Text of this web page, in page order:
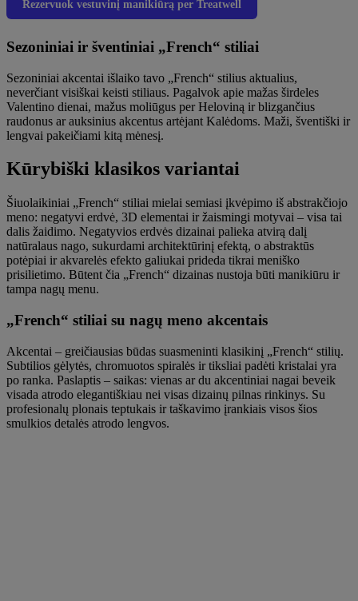
Rezervuok vestuvinį manikiūrą per Treatwell
Sezoniniai ir šventiniai „French“ stiliai
Sezoniniai akcentai išlaiko tavo „French“ stilius aktualius,
neverčiant visiškai keisti stiliaus. Pagalvok apie mažas širdeles
Valentino dienai, mažus moliūgus per Heloviną ir blizgančius
raudonus ar auksinius akcentus artėjant Kalėdoms. Maži, šventiški ir
lengvai pakeičiami kitą mėnesį.
Kūrybiški klasikos variantai
Šiuolaikiniai „French“ stiliai mielai semiasi įkvėpimo iš abstrakčiojo
meno: negatyvi erdvė, 3D elementai ir žaismingi motyvai – visa tai
dalis žaidimo. Negatyvios erdvės dizainai palieka atvirą dalį
natūralaus nago, sukurdami architektūrinį efektą, o abstraktūs
potėpiai ir akvarelės efekto galiukai prideda tikrai meniško
prisilietimo. Būtent čia „French“ dizainas nustoja būti manikiūru ir
tampa nagų menu.
„French“ stiliai su nagų meno akcentais
Akcentai – greičiausias būdas suasmeninti klasikinį „French“ stilių.
Subtilios gėlytės, chromuotos spiralės ir tiksliai padėti kristalai yra
po ranka. Paslaptis – saikas: vienas ar du akcentiniai nagai beveik
visada atrodo elegantiškiau nei visas dizainų pilnas rinkinys. Su
profesionalų plonais teptukais ir taškavimo įrankiais visos šios
smulkios detalės atrodo lengvos.